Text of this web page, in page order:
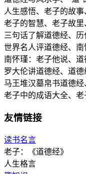
人生感悟、老子的故
老子的智慧、老子故
三句话了解道德经、
世界名人评道德经、
南怀瑾：老子他说、
罗大伦讲道德经、道
马王堆汉墓帛书道德
老子中的成语大全、
友情链接
读书名言
老子：《道德经》
人生格言